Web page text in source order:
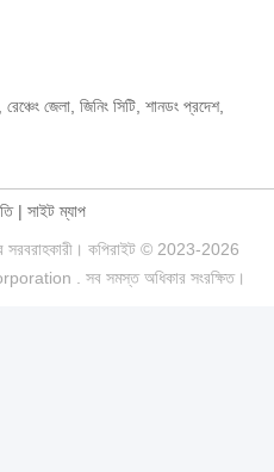
জেলা, জিনিং সিটি, শানডং প্রদেশ,
| সাইট ম্যাপ
সরবরাহকারী। কপিরাইট © 2023-2026
. সব সমস্ত অধিকার সংরক্ষিত।